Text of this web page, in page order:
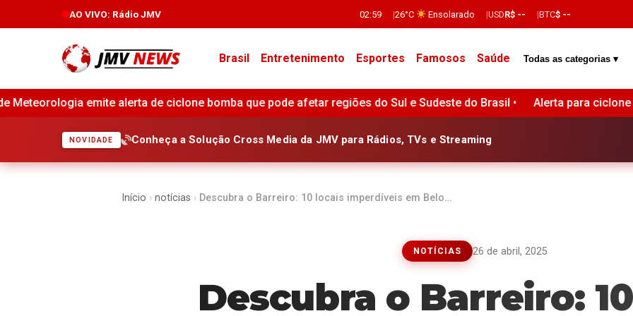
AO VIVO: Rádio JMV 02:59 26°C Ensolarado USDR$ -- BTC$ --
Brasil Entretenimento Esportes Famosos Saúde Todas as categorias ▾
bomba que pode afetar regiões do Sul e Sudeste do Brasil • Alerta para ciclone bomba no Sul do Brasil traz
NOVIDADE Conheça a Solução Cross Media da JMV para Rádios, TVs e Streaming
Início › notícias › Descubra o Barreiro: 10 locais imperdíveis em Belo…
NOTÍCIAS 26 de abril, 2025
Descubra o Barreiro: